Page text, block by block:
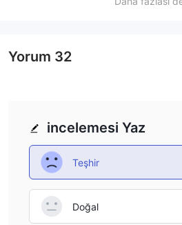
incelemesi Yaz
Teşhir
Doğal
Yorum 32